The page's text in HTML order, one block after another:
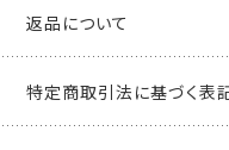
返品について
特定商取引法に基づく表